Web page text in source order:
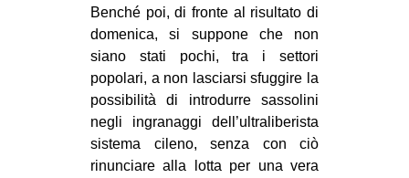
Benché poi, di fronte al risultato di
domenica, si suppone che non
siano stati pochi, tra i settori
popolari, a non lasciarsi sfuggire la
possibilità di introdurre sassolini
negli ingranaggi dell’ultraliberista
sistema cileno, senza con ciò
rinunciare alla lotta per una vera